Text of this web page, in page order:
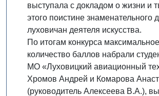
выступала с докладом о жизни и
этого поистине знаменательного
луховичан деятеля искусства.
По итогам конкурса максимальное
количество баллов набрали
МО «Луховицкий авиационный
Хромов Андрей и Комарова
(руководитель Алексеева В.А.),